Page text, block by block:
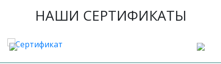
НАШИ СЕРТИФИКАТЫ